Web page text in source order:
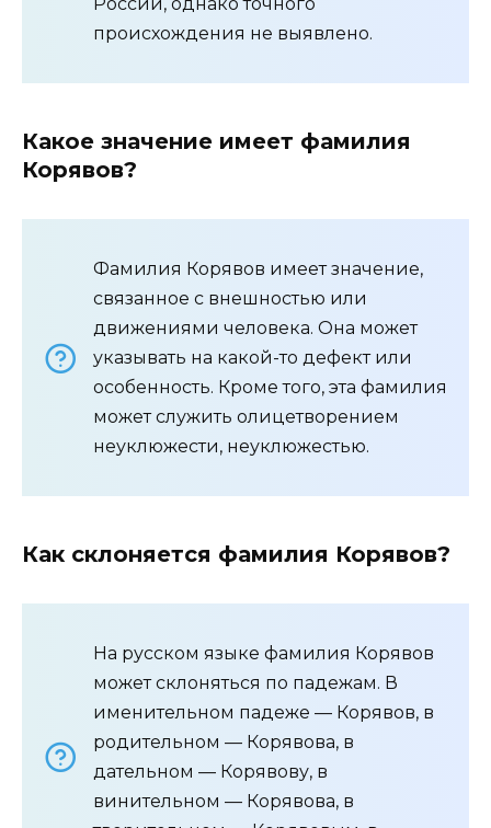
России, однако точного
происхождения не выявлено.
Какое значение имеет фамилия
Корявов?
Фамилия Корявов имеет значение,
связанное с внешностью или
движениями человека. Она может
указывать на какой-то дефект или
особенность. Кроме того, эта фамилия
может служить олицетворением
неуклюжести, неуклюжестью.
Как склоняется фамилия Корявов?
На русском языке фамилия Корявов
может склоняться по падежам. В
именительном падеже — Корявов, в
родительном — Корявова, в
дательном — Корявову, в
винительном — Корявова, в